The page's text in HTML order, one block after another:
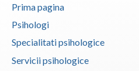
Prima pagina
Psihologi
Specialitati psihologice
Servicii psihologice